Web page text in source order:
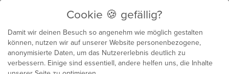
Cookie 🍪 gefällig?
Damit wir deinen Besuch so angenehm wie möglich gestalten
können, nutzen wir auf unserer Website personenbezogene,
anonymisierte Daten, um das Nutzererlebnis deutlich zu
verbessern. Einige sind essentiell, andere helfen uns, die Inhalte